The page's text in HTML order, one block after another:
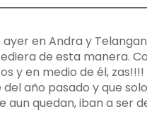
en Andra y
de esta manera.
y en medio de él,
año pasado y que
quedan, iban a ser